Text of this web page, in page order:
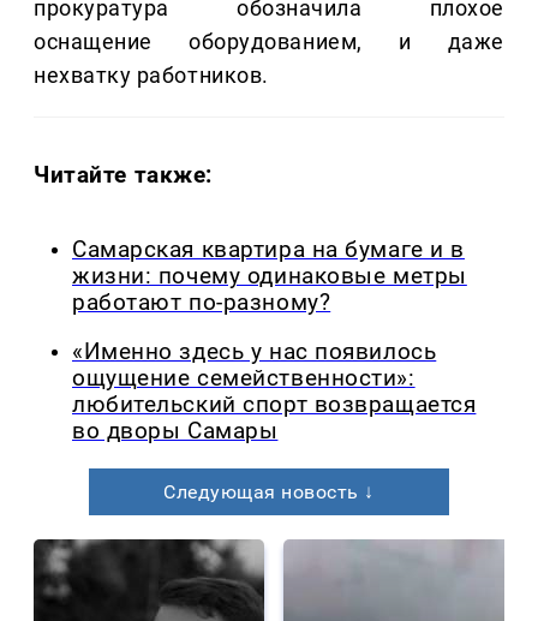
прокуратура обозначила плохое
оснащение оборудованием, и даже
нехватку работников.
Читайте также:
Самарская квартира на бумаге и в
жизни: почему одинаковые метры
работают по-разному?
«Именно здесь у нас появилось
ощущение семейственности»:
любительский спорт возвращается
во дворы Самары
Следующая новость ↓